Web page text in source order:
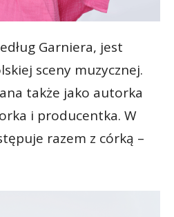
Garniera, jest
sceny muzycznej.
także jako autorka
i producentka. W
razem z córką –